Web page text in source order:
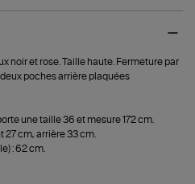
noir et rose. Taille haute. Fermeture par
poches arrière plaquées
une taille 36 et mesure 172 cm.
27 cm, arrière 33 cm.
: 62 cm.